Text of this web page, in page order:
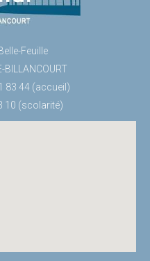
Feuille
BILLANCOURT
83 44 (accueil)
10 (scolarité)